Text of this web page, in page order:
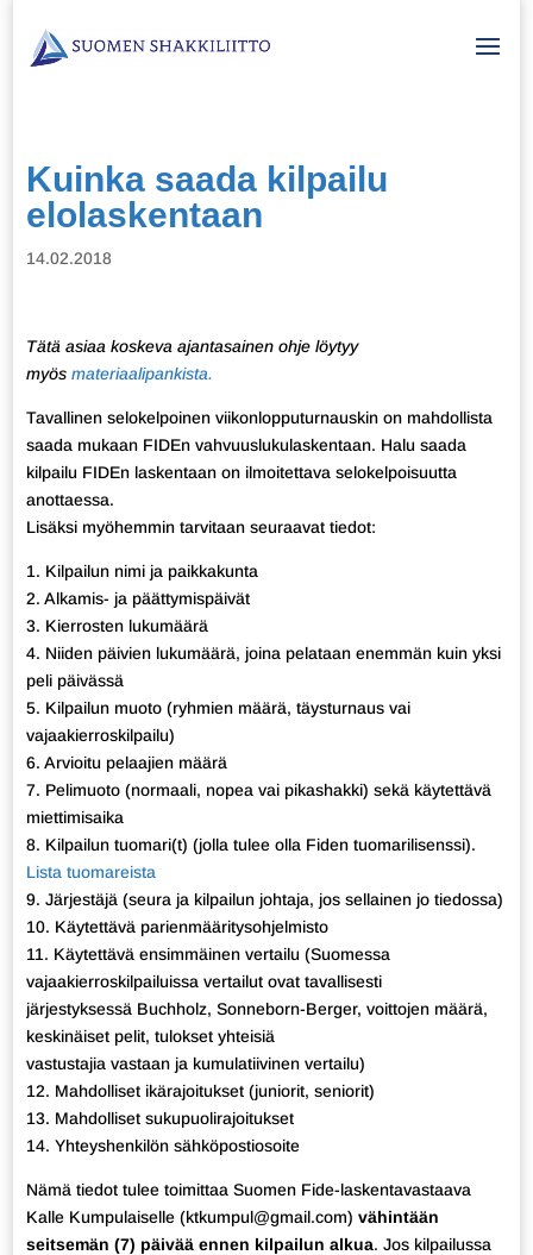
Kuinka saada kilpailu
elolaskentaan
14.02.2018
Tätä asiaa koskeva ajantasainen ohje löytyy
myös materiaalipankista.
Tavallinen selokelpoinen viikonlopputurnauskin on mahdollista
saada mukaan FIDEn vahvuuslukulaskentaan. Halu saada
kilpailu FIDEn laskentaan on ilmoitettava selokelpoisuutta
anottaessa.
Lisäksi myöhemmin tarvitaan seuraavat tiedot:
1. Kilpailun nimi ja paikkakunta
2. Alkamis- ja päättymispäivät
3. Kierrosten lukumäärä
4. Niiden päivien lukumäärä, joina pelataan enemmän kuin yksi
peli päivässä
5. Kilpailun muoto (ryhmien määrä, täysturnaus vai
vajaakierroskilpailu)
6. Arvioitu pelaajien määrä
7. Pelimuoto (normaali, nopea vai pikashakki) sekä käytettävä
miettimisaika
8. Kilpailun tuomari(t) (jolla tulee olla Fiden tuomarilisenssi).
Lista tuomareista
9. Järjestäjä (seura ja kilpailun johtaja, jos sellainen jo tiedossa)
10. Käytettävä parienmääritysohjelmisto
11. Käytettävä ensimmäinen vertailu (Suomessa
vajaakierroskilpailuissa vertailut ovat tavallisesti
järjestyksessä Buchholz, Sonneborn-Berger, voittojen määrä,
keskinäiset pelit, tulokset yhteisiä
vastustajia vastaan ja kumulatiivinen vertailu)
12. Mahdolliset ikärajoitukset (juniorit, seniorit)
13. Mahdolliset sukupuolirajoitukset
14. Yhteyshenkilön sähköpostiosoite
Nämä tiedot tulee toimittaa Suomen Fide-laskentavastaava
Kalle Kumpulaiselle (ktkumpul@gmail.com) vähintään
seitsemän (7) päivää ennen kilpailun alkua. Jos kilpailussa